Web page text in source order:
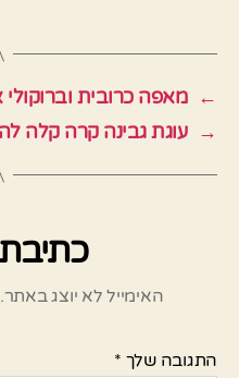
← מאפה כרובית
→ עוגת גבינה קרה קלה
האימייל לא יוצג באתר.
התגובה שלך *